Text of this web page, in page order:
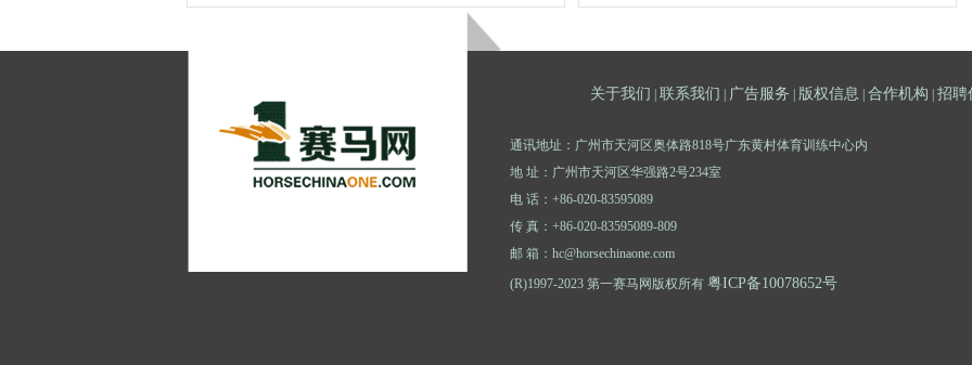
关于我们 联系我们 广告服务 版权信息 合作机构 招聘
通讯地址：广州市天河区奥体路818号广东黄村体育训练中心内
地 址：广州市天河区华强路2号234室
电 话：+86-020-83595089
传 真：+86-020-83595089-809
邮 箱：hc@horsechinaone.com
(R)1997-2023 第一赛马网版权所有 粤ICP备10078652号